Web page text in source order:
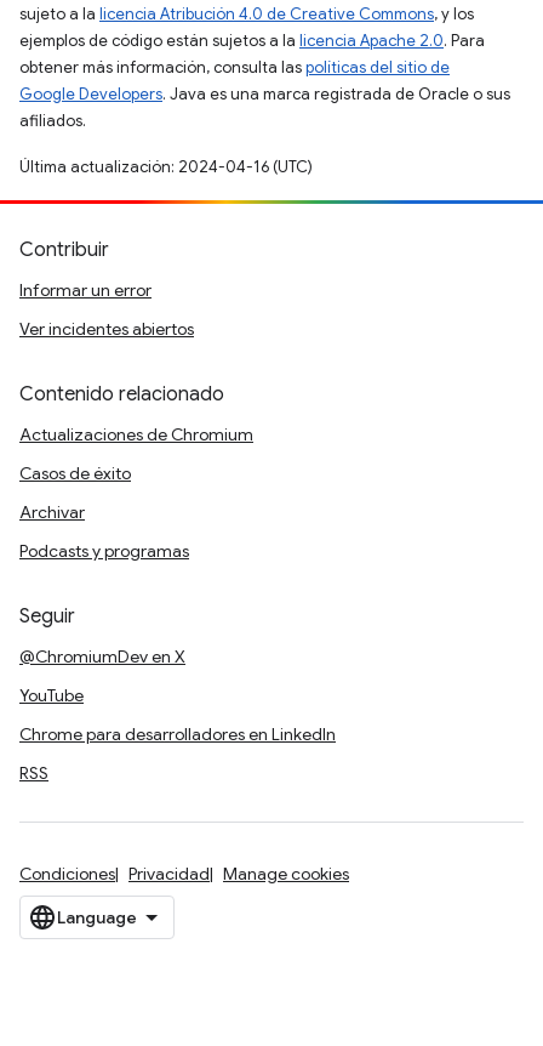
sujeto a la licencia Atribución 4.0 de Creative Commons, y los
ejemplos de código están sujetos a la licencia Apache 2.0. Para
obtener más información, consulta laspolíticas del sitio de
Google Developers. Java es una marca registrada de Oracle o sus
afiliados.
Última actualización: 2024-04-16 (UTC)
Contribuir
Informar un error
Ver incidentes abiertos
Contenido relacionado
Actualizaciones de Chromium
Casos de éxito
Archivar
Podcasts y programas
Seguir
@ChromiumDev en X
YouTube
Chrome para desarrolladores en LinkedIn
RSS
Condiciones Privacidad Manage cookies